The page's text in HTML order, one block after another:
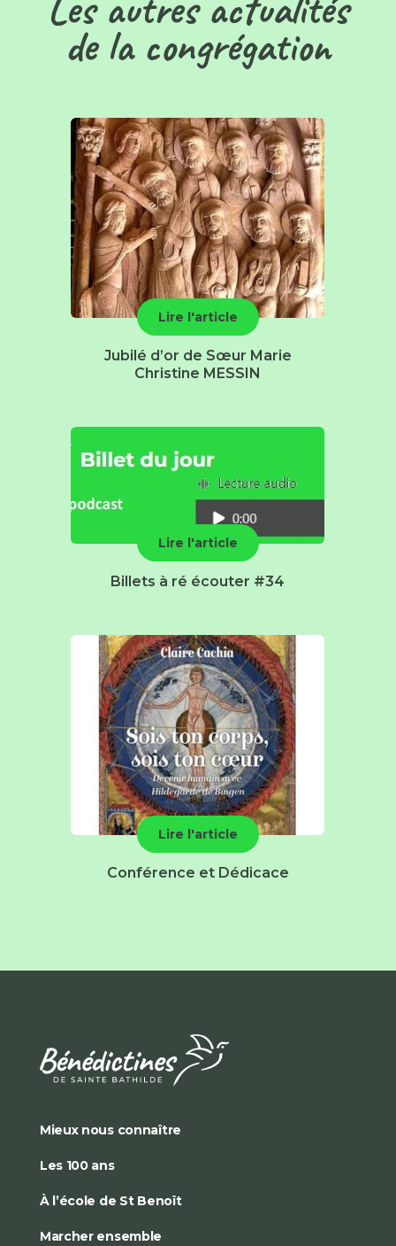
de la congrégation
Lire l'article
Jubilé d’or de Sœur Marie
Christine MESSIN
Lire l'article
Billets à ré écouter #34
Lire l'article
Conférence et Dédicace
Mieux nous connaître
Les 100 ans
À l’école de St Benoît
Marcher ensemble